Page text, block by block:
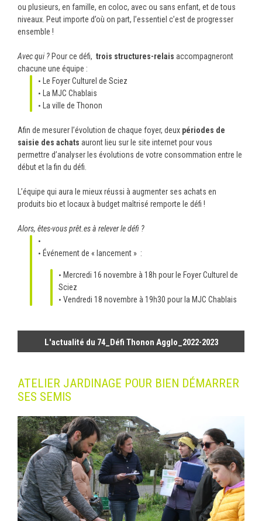
ou plusieurs, en famille, en coloc, avec ou sans enfant, et de tous
niveaux. Peut importe d’où on part, l’essentiel c’est de progresser
ensemble !
Avec qui ?Pour ce défi, trois structures-relais accompagneront
chacune une équipe :
Le Foyer Culturel de Sciez
La MJC Chablais
La ville de Thonon
Afin de mesurer l’évolution de chaque foyer, deux périodes de
saisie des achats auront lieu sur le site internet pour vous
permettre d’analyser les évolutions de votre consommation entre le
début et la fin du défi.
L’équipe qui aura le mieux réussi à augmenter ses achats en
produits bio et locaux à budget maîtrisé remporte le défi !
Alors, êtes-vous prêt.es à relever le défi ?
Événement de « lancement » :
Mercredi 16 novembre à 18h pour le Foyer Culturel de
Sciez
Vendredi 18 novembre à 19h30 pour la MJC Chablais
L'actualité du 74_Défi Thonon Agglo_2022-2023
ATELIER JARDINAGE POUR BIEN DÉMARRER
SES SEMIS